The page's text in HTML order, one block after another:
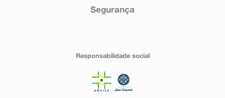
Segurança
Responsabilidade social